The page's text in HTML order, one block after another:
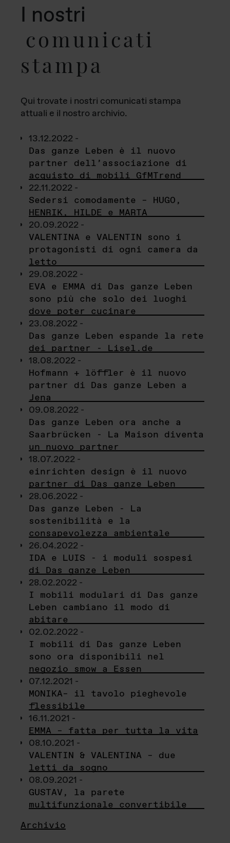
I nostri
comunicati
stampa
Qui trovate i nostri comunicati stampa
attuali e il nostro archivio.
13.12.2022 -
Das ganze Leben è il nuovo
partner dell’associazione di
acquisto di mobili GfMTrend
22.11.2022 -
Sedersi comodamente – HUGO,
HENRIK, HILDE e MARTA
20.09.2022 -
VALENTINA e VALENTIN sono i
protagonisti di ogni camera da
letto
29.08.2022 -
EVA e EMMA di Das ganze Leben
sono più che solo dei luoghi
dove poter cucinare
23.08.2022 -
Das ganze Leben espande la rete
dei partner - Lisel.de
18.08.2022 -
Hofmann + löffler è il nuovo
partner di Das ganze Leben a
Jena
09.08.2022 -
Das ganze Leben ora anche a
Saarbrücken - La Maison diventa
un nuovo partner
18.07.2022 -
einrichten design è il nuovo
partner di Das ganze Leben
28.06.2022 -
Das ganze Leben - La
sostenibilità e la
consapevolezza ambientale
26.04.2022 -
IDA e LUIS - i moduli sospesi
di Das ganze Leben
28.02.2022 -
I mobili modulari di Das ganze
Leben cambiano il modo di
abitare
02.02.2022 -
I mobili di Das ganze Leben
sono ora disponibili nel
negozio smow a Essen
07.12.2021 -
MONIKA– il tavolo pieghevole
flessibile
16.11.2021 -
EMMA – fatta per tutta la vita
08.10.2021 -
VALENTIN & VALENTINA – due
letti da sogno
08.09.2021 -
GUSTAV, la parete
multifunzionale convertibile
Archivio